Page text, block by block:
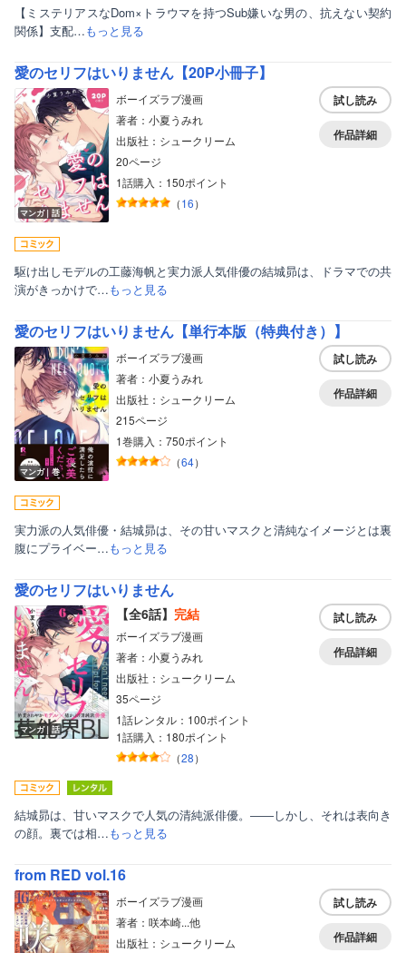
【ミステリアスなDom×トラウマを持つSub嫌いな男の、抗えない契約
関係】支配…もっと見る
愛のセリフはいりません【20P小冊子】
マンガ｜話
ボーイズラブ漫画
著者：小夏うみれ
出版社：シュークリーム
20ページ
1話購入：150ポイント
（16）
試し読み
作品詳細
駆け出しモデルの工藤海帆と実力派人気俳優の結城昴は、ドラマでの共
演がきっかけで…もっと見る
愛のセリフはいりません【単行本版（特典付き）】
マンガ｜巻
ボーイズラブ漫画
著者：小夏うみれ
出版社：シュークリーム
215ページ
1巻購入：750ポイント
（64）
試し読み
作品詳細
実力派の人気俳優・結城昴は、その甘いマスクと清純なイメージとは裏
腹にプライベー…もっと見る
愛のセリフはいりません
マンガ｜話
【全6話】 完結
ボーイズラブ漫画
著者：小夏うみれ
出版社：シュークリーム
35ページ
1話レンタル：100ポイント
1話購入：180ポイント
（28）
試し読み
作品詳細
結城昴は、甘いマスクで人気の清純派俳優。――しかし、それは表向き
の顔。裏では相…もっと見る
from RED vol.16
ボーイズラブ漫画
著者：咲本崎...他
出版社：シュークリーム
試し読み
作品詳細
ボーイズラブ
美女・美少女
女性写真集